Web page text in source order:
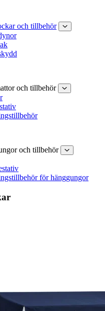
och tillbehör
och tillbehör
och tillbehör
för hänggungor